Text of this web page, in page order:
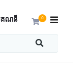
0
ណនី